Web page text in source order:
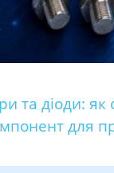
та діоди: як
для